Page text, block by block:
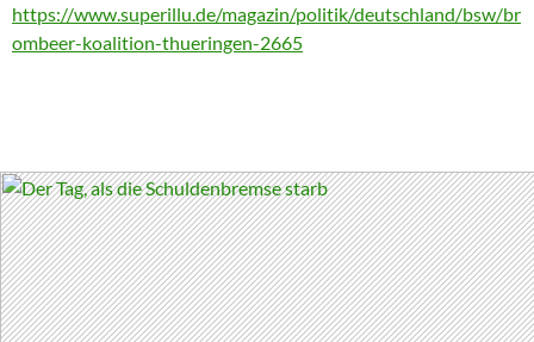
https://www.superillu.de/magazin/politik/deutschland/bsw/br
ombeer-koalition-thueringen-2665